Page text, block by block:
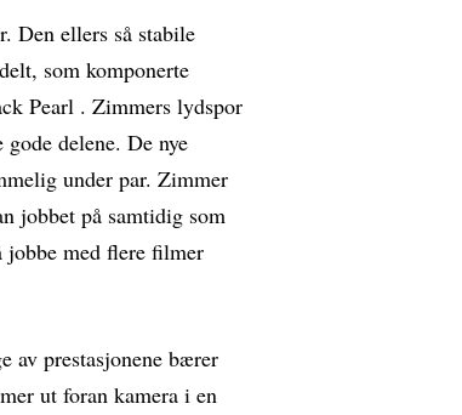
Den ellers så stabile
som komponerte
Pearl . Zimmers lydspor
delene. De nye
under par. Zimmer
jobbet på samtidig som
med flere filmer
av prestasjonene bærer
ut foran kamera i en